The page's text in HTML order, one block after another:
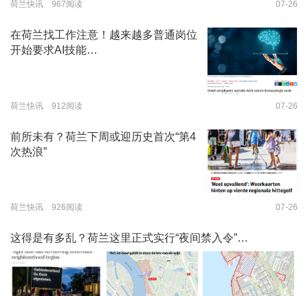
荷兰快讯 967阅读 07-26
在荷兰找工作注意！越来越多普通岗位
开始要求AI技能…
荷兰快讯 912阅读 07-26
前所未有？荷兰下周或迎历史首次“第4
次热浪”
荷兰快讯 926阅读 07-26
这得是有多乱？荷兰这里正式实行“夜间禁入令”…